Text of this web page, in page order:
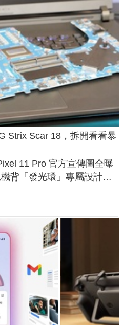
Strix Scar 18，拆開看看暴
11 Pro 官方宣傳圖全曝
背「發光環」專屬設計、